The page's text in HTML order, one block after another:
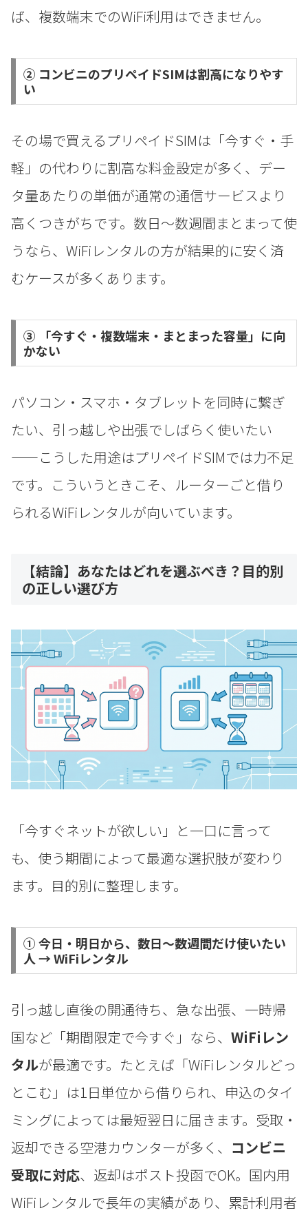
ば、複数端末でのWiFi利用はできません。
② コンビニのプリペイドSIMは割高になりやす
い
その場で買えるプリペイドSIMは「今すぐ・手
軽」の代わりに割高な料金設定が多く、デー
タ量あたりの単価が通常の通信サービスより
高くつきがちです。数日〜数週間まとまって使
うなら、WiFiレンタルの方が結果的に安く済
むケースが多くあります。
③ 「今すぐ・複数端末・まとまった容量」に向
かない
パソコン・スマホ・タブレットを同時に繋ぎ
たい、引っ越しや出張でしばらく使いたい
——こうした用途はプリペイドSIMでは力不足
です。こういうときこそ、ルーターごと借り
られるWiFiレンタルが向いています。
【結論】あなたはどれを選ぶべき？目的別
の正しい選び方
「今すぐネットが欲しい」と一口に言って
も、使う期間によって最適な選択肢が変わり
ます。目的別に整理します。
① 今日・明日から、数日〜数週間だけ使いたい
人 → WiFiレンタル
引っ越し直後の開通待ち、急な出張、一時帰
国など「期間限定で今すぐ」なら、 WiFiレン
タルが最適です。たとえば「WiFiレンタルどっ
とこむ」は1日単位から借りられ、申込のタイ
ミングによっては最短翌日に届きます。受取・
返却できる空港カウンターが多く、 コンビニ
受取に対応、返却はポスト投函でOK。国内用
WiFiレンタルで長年の実績があり、累計利用者